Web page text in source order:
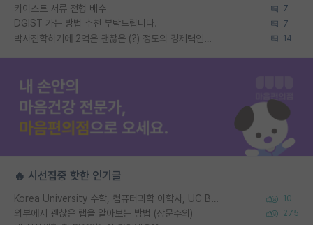
카이스트 서류 전형 배수 7
DGIST 가는 방법 추천 부탁드립니다. 7
박사진학하기에 2억은 괜찮은 (?) 정도의 경제력인가요 14
🔥 시선집중 핫한 인기글
Korea University 수학, 컴퓨터과학 이학사, UC Berkeley 산업공학 대학원 공학박사가 되는 것은 쉽지 않겠죠? 10
외부에서 괜찮은 랩을 알아보는 방법 (장문주의) 275